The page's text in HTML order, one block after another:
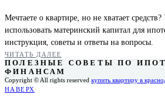
Мечтаете о квартире, но не хватает
использовать материнский капитал для
инструкция, советы и ответы на вопросы.
ЧИТАТЬ ДАЛЕЕ
ПОЛЕЗНЫЕ СОВЕТЫ ПО
ФИНАНСАМ
Copyright © All rights reserved купить квартиру в
НАВЕРХ